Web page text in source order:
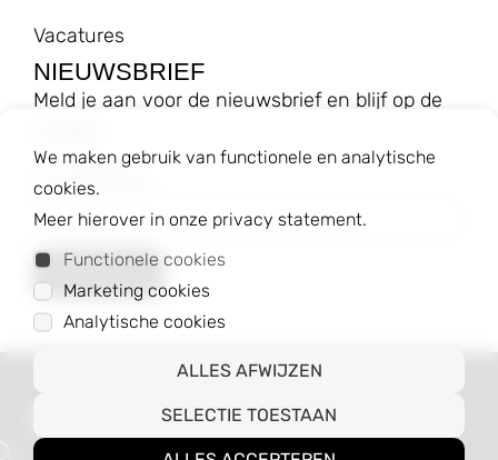
Vacatures
NIEUWSBRIEF
Meld je aan voor de nieuwsbrief en blijf op de
E-mailadres
Algemene voorwaardenPrivacybeleid
We maken gebruik van functionele en analytische
cookies.
Meer hierover in onze privacy statement.
Functionele cookies
Marketing cookies
Analytische cookies
ALLES AFWIJZEN
SELECTIE TOESTAAN